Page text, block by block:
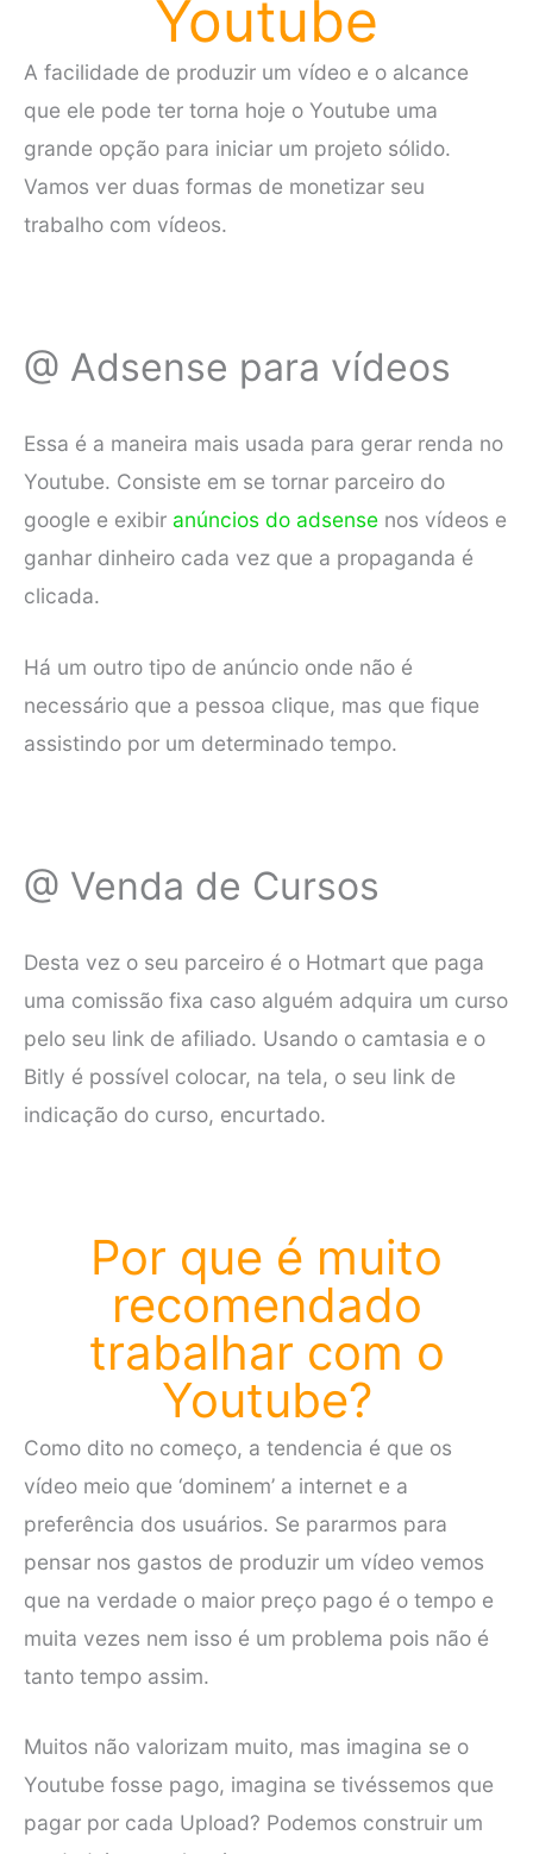
Youtube
A facilidade de produzir um vídeo e o alcance
que ele pode ter torna hoje o Youtube uma
grande opção para iniciar um projeto sólido.
Vamos ver duas formas de monetizar seu
trabalho com vídeos.
@ Adsense para vídeos
Essa é a maneira mais usada para gerar renda no
Youtube. Consiste em se tornar parceiro do
google e exibir anúncios do adsense nos vídeos e
ganhar dinheiro cada vez que a propaganda é
clicada.
Há um outro tipo de anúncio onde não é
necessário que a pessoa clique, mas que fique
assistindo por um determinado tempo.
@ Venda de Cursos
Desta vez o seu parceiro é o Hotmart que paga
uma comissão fixa caso alguém adquira um curso
pelo seu link de afiliado. Usando o camtasia e o
Bitly é possível colocar, na tela, o seu link de
indicação do curso, encurtado.
Por que é muito
recomendado
trabalhar com o
Youtube?
Como dito no começo, a tendencia é que os
vídeo meio que ‘dominem’ a internet e a
preferência dos usuários. Se pararmos para
pensar nos gastos de produzir um vídeo vemos
que na verdade o maior preço pago é o tempo e
muita vezes nem isso é um problema pois não é
tanto tempo assim.
Muitos não valorizam muito, mas imagina se o
Youtube fosse pago, imagina se tivéssemos que
pagar por cada Upload? Podemos construir um